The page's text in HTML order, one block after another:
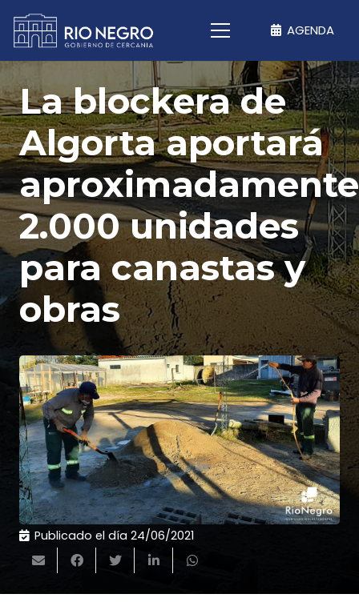
AGENDA
La blockera de
Algorta aportará
aproximadamente
2.000 unidades
para canastas y
obras
Publicado el día 24/06/2021